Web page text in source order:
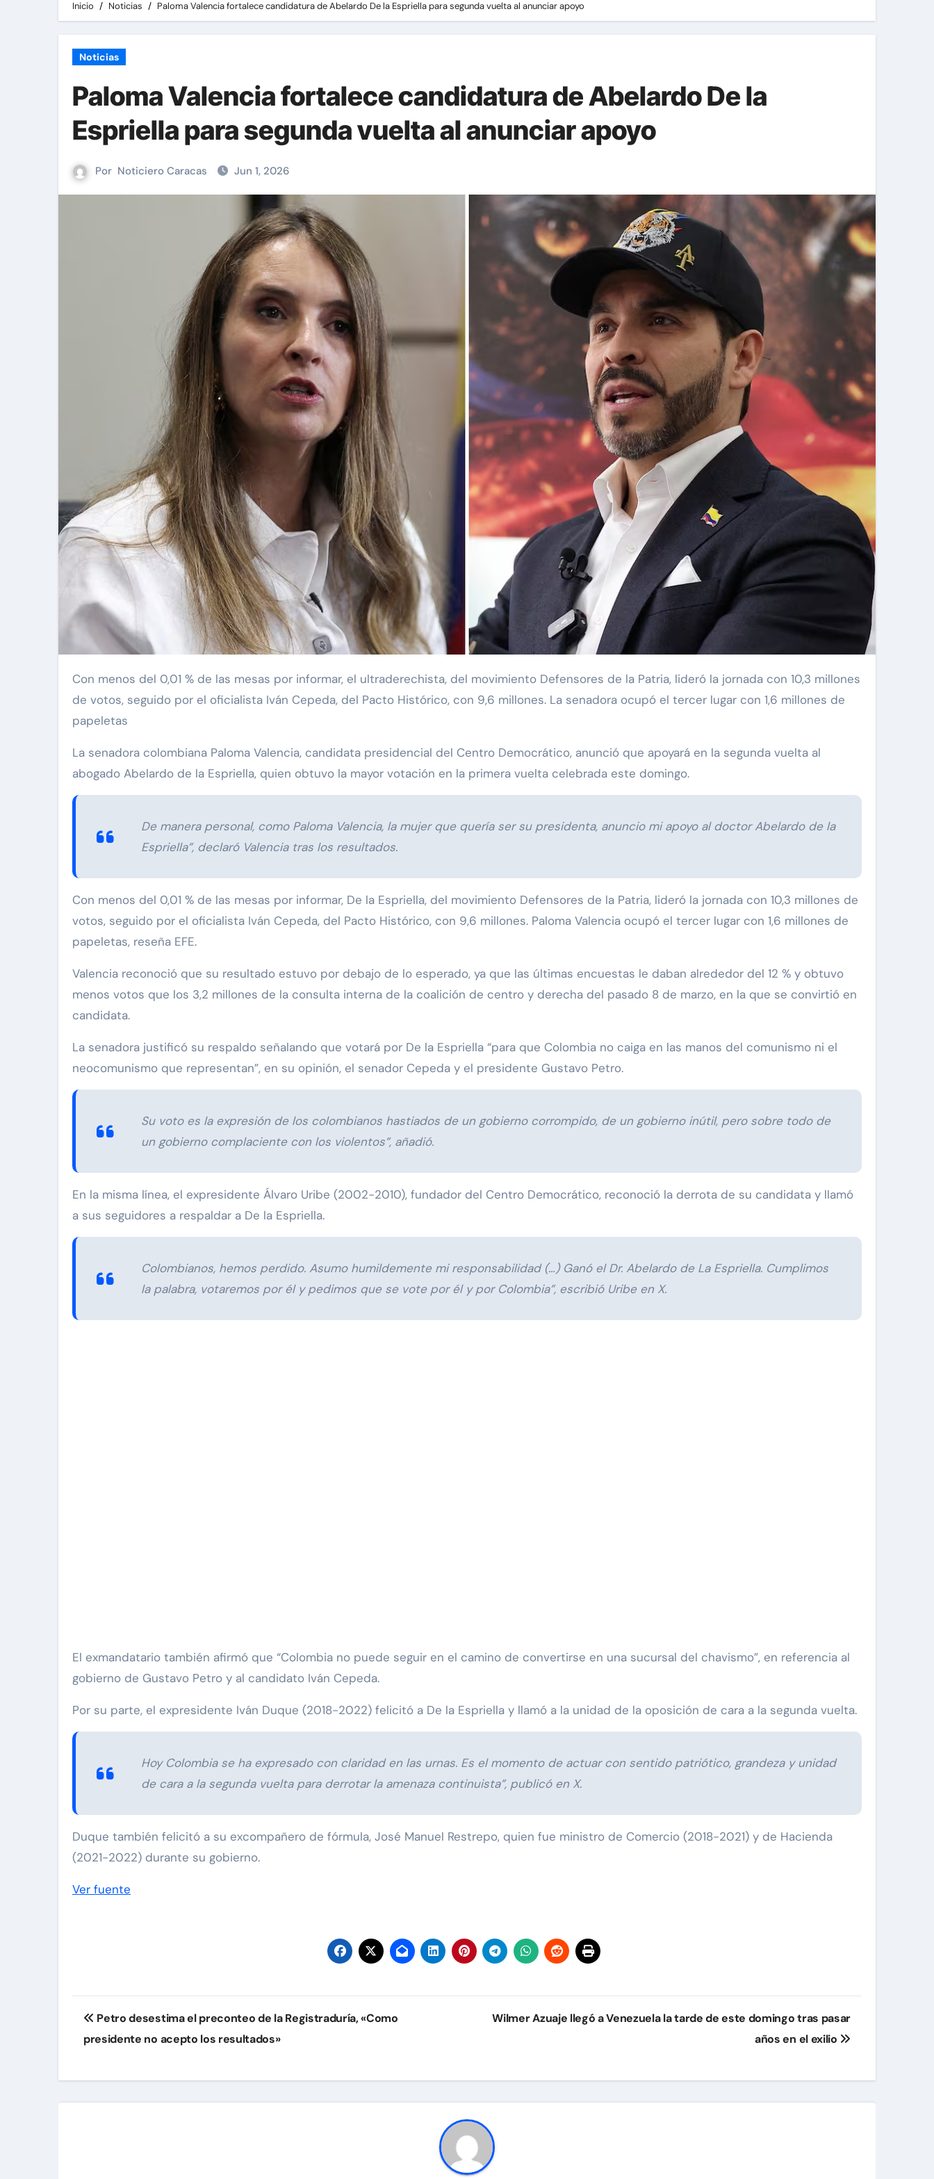
Inicio Noticias Paloma Valencia fortalece candidatura de Abelardo De la Espriella para segunda vuelta al anunciar apoyo
Noticias
Paloma Valencia fortalece candidatura de Abelardo De la
Espriella para segunda vuelta al anunciar apoyo
Por Noticiero Caracas Jun 1, 2026
Con menos del 0,01 % de las mesas por informar, el ultraderechista, del movimiento Defensores de la Patria, lideró la jornada con 10,3 millones
de votos, seguido por el oficialista Iván Cepeda, del Pacto Histórico, con 9,6 millones. La senadora ocupó el tercer lugar con 1,6 millones de
papeletas
La senadora colombiana Paloma Valencia, candidata presidencial del Centro Democrático, anunció que apoyará en la segunda vuelta al
abogado Abelardo de la Espriella, quien obtuvo la mayor votación en la primera vuelta celebrada este domingo.
De manera personal, como Paloma Valencia, la mujer que quería ser su presidenta, anuncio mi apoyo al doctor Abelardo de la
Espriella”, declaró Valencia tras los resultados.
Con menos del 0,01 % de las mesas por informar, De la Espriella, del movimiento Defensores de la Patria, lideró la jornada con 10,3 millones de
votos, seguido por el oficialista Iván Cepeda, del Pacto Histórico, con 9,6 millones. Paloma Valencia ocupó el tercer lugar con 1,6 millones de
papeletas, reseña EFE.
Valencia reconoció que su resultado estuvo por debajo de lo esperado, ya que las últimas encuestas le daban alrededor del 12 % y obtuvo
menos votos que los 3,2 millones de la consulta interna de la coalición de centro y derecha del pasado 8 de marzo, en la que se convirtió en
candidata.
La senadora justificó su respaldo señalando que votará por De la Espriella “para que Colombia no caiga en las manos del comunismo ni el
neocomunismo que representan”, en su opinión, el senador Cepeda y el presidente Gustavo Petro.
Su voto es la expresión de los colombianos hastiados de un gobierno corrompido, de un gobierno inútil, pero sobre todo de
un gobierno complaciente con los violentos”, añadió.
En la misma línea, el expresidente Álvaro Uribe (2002-2010), fundador del Centro Democrático, reconoció la derrota de su candidata y llamó
a sus seguidores a respaldar a De la Espriella.
Colombianos, hemos perdido. Asumo humildemente mi responsabilidad (…) Ganó el Dr. Abelardo de La Espriella. Cumplimos
la palabra, votaremos por él y pedimos que se vote por él y por Colombia”, escribió Uribe en X.
El exmandatario también afirmó que “Colombia no puede seguir en el camino de convertirse en una sucursal del chavismo”, en referencia al
gobierno de Gustavo Petro y al candidato Iván Cepeda.
Por su parte, el expresidente Iván Duque (2018-2022) felicitó a De la Espriella y llamó a la unidad de la oposición de cara a la segunda vuelta.
Hoy Colombia se ha expresado con claridad en las urnas. Es el momento de actuar con sentido patriótico, grandeza y unidad
de cara a la segunda vuelta para derrotar la amenaza continuista”, publicó en X.
Duque también felicitó a su excompañero de fórmula, José Manuel Restrepo, quien fue ministro de Comercio (2018-2021) y de Hacienda
(2021-2022) durante su gobierno.
Ver fuente
Navegación
de
Petro desestima el preconteo de la Registraduría, «Como
presidente no acepto los resultados»
Wilmer Azuaje llegó a Venezuela la tarde de este domingo tras pasar
años en el exilio